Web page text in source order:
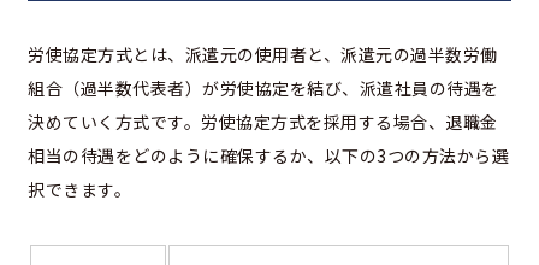
労使協定方式とは、派遣元の使用者と、派遣元の過半数労働
組合（過半数代表者）が労使協定を結び、派遣社員の待遇を
決めていく方式です。労使協定方式を採用する場合、退職金
相当の待遇をどのように確保するか、以下の3つの方法から選
択できます。